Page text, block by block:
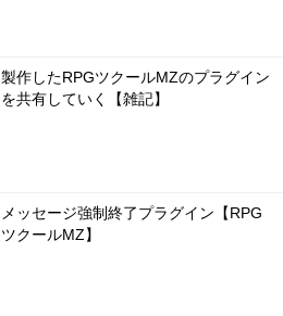
製作したRPGツクールMZのプラグイン
を共有していく【雑記】
メッセージ強制終了プラグイン【RPG
ツクールMZ】